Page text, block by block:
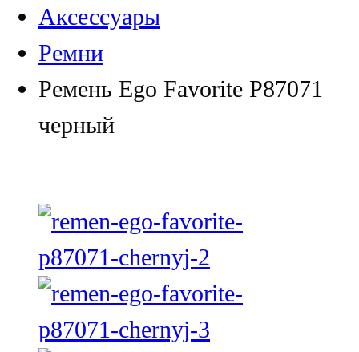
Аксессуары
Ремни
Ремень Ego Favorite P87071
черный